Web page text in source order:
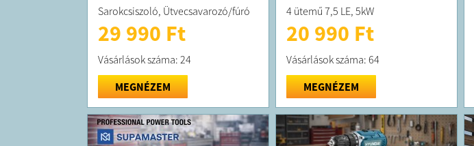
Sarokcsiszoló, Ütvecsavarozó/fúró
29 990 Ft
Vásárlások száma: 24
MEGNÉZEM
4 ütemű 7,5 LE, 5kW
20 990 Ft
Vásárlások száma: 64
MEGNÉZEM